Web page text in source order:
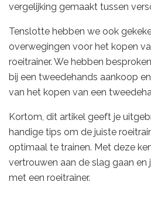
vergelijking gemaakt tussen
Tenslotte hebben we ook
overwegingen voor het kopen
roeitrainer. We hebben
bij een tweedehands aankoop
van het kopen van een
Kortom, dit artikel geeft je
handige tips om de juiste
optimaal te trainen. Met deze
vertrouwen aan de slag gaan en
met een roeitrainer.